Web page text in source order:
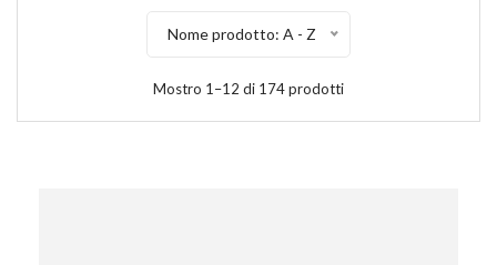
Nome prodotto: A - Z
Mostro 1–12 di 174 prodotti